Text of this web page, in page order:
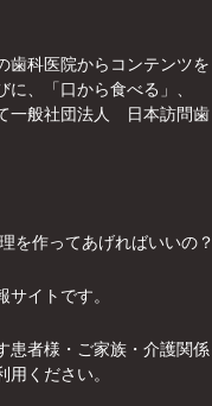
歯科医院からコンテンツを
、「口から食べる」、
一般社団法人 日本訪問歯
を作ってあげればいいの？
イトです。
患者様・ご家族・介護関係
ください。